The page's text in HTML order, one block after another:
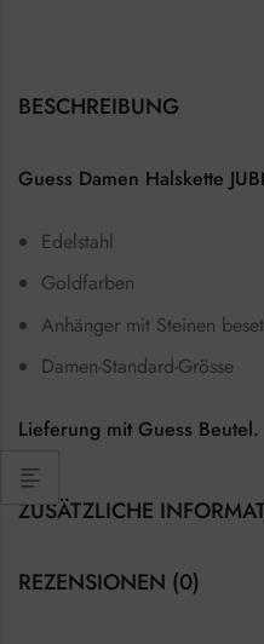
BESCHREIBUNG
Guess Damen Halskette
Edelstahl
Goldfarben
Anhänger mit Steinen
Damen-Standard-Grösse
Lieferung mit Guess Beutel.
ZUSÄTZLICHE
REZENSIONEN (0)